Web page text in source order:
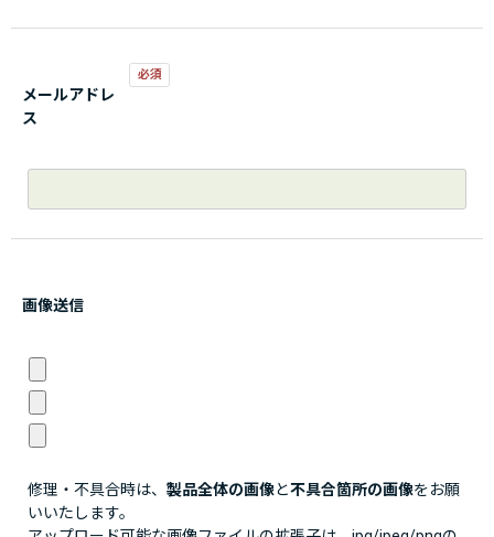
メールアドレ
ス
画像送信
修理・不具合時は、 製品全体の画像と不具合箇所の画像をお願
いいたします。